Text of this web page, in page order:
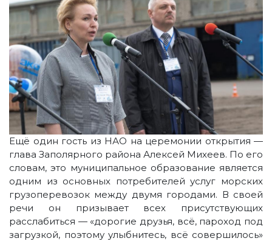
Ещё один гость из НАО на церемонии открытия —
глава Заполярного района Алексей Михеев. По его
словам, это муниципальное образование является
одним из основных потребителей услуг морских
грузоперевозок между двумя городами. В своей
речи он призывает всех присутствующих
расслабиться — «дорогие друзья, всё, пароход под
загрузкой, поэтому улыбнитесь, всё совершилось»